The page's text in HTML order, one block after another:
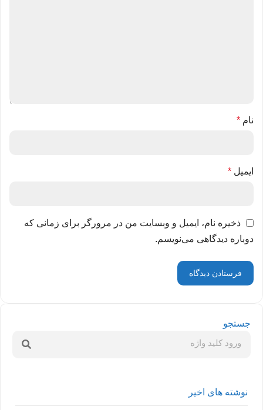
نام *
ایمیل *
ذخیره نام، ایمیل و وبسایت من در مرورگر برای زمانی که
دوباره دیدگاهی می‌نویسم.
جستجو
نوشته های اخیر